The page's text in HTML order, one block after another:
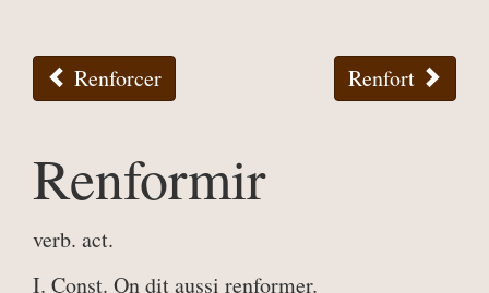
Renforcer Renfort
Renformir
verb. act.
I. Const. On dit aussi renformer.